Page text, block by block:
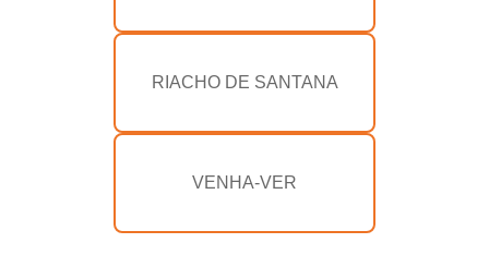
RIACHO DE SANTANA
VENHA-VER